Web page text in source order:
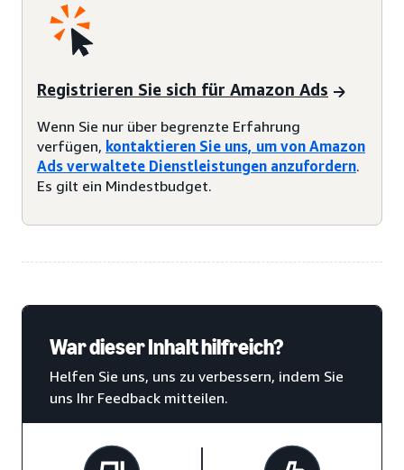
Registrieren Sie sich für Amazon Ads
Wenn Sie nur über begrenzte Erfahrung
verfügen, kontaktieren Sie uns, um von Amazon
Ads verwaltete Dienstleistungen anzufordern.
Es gilt ein Mindestbudget.
War dieser Inhalt hilfreich?
Helfen Sie uns, uns zu verbessern, indem Sie
uns Ihr Feedback mitteilen.